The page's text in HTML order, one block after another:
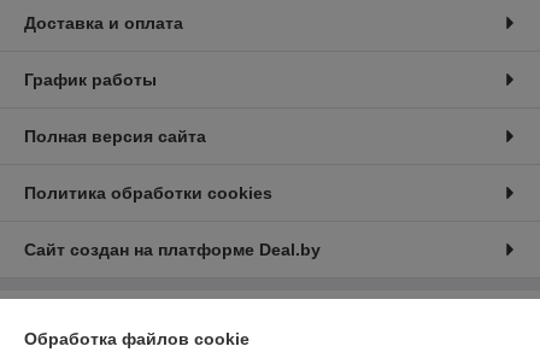
Доставка и оплата
График работы
Полная версия сайта
Политика обработки cookies
Сайт создан на платформе Deal.by
Обработка файлов cookie